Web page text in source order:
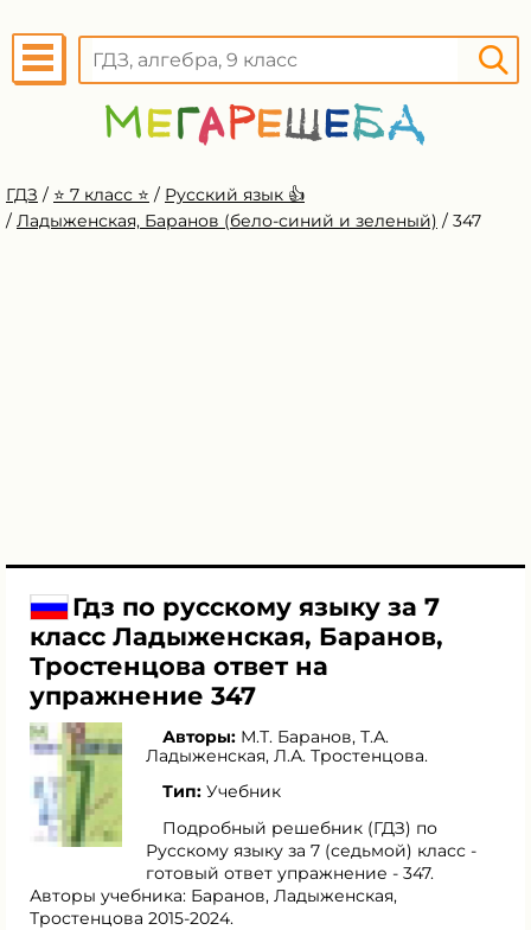
ГДЗ / ⭐️ 7 класс ⭐️ / Русский язык 👍
/ Ладыженская, Баранов (бело-синий и зеленый) / 347
Гдз по русскому языку за 7
класс Ладыженская, Баранов,
Тростенцова ответ на
упражнение 347
Авторы: М.Т. Баранов, Т.А.
Ладыженская, Л.А. Тростенцова.
Тип: Учебник
Подробный решебник (ГДЗ) по
Русскому языку за 7 (седьмой) класс -
готовый ответ упражнение - 347.
Авторы учебника: Баранов, Ладыженская,
Тростенцова 2015-2024.